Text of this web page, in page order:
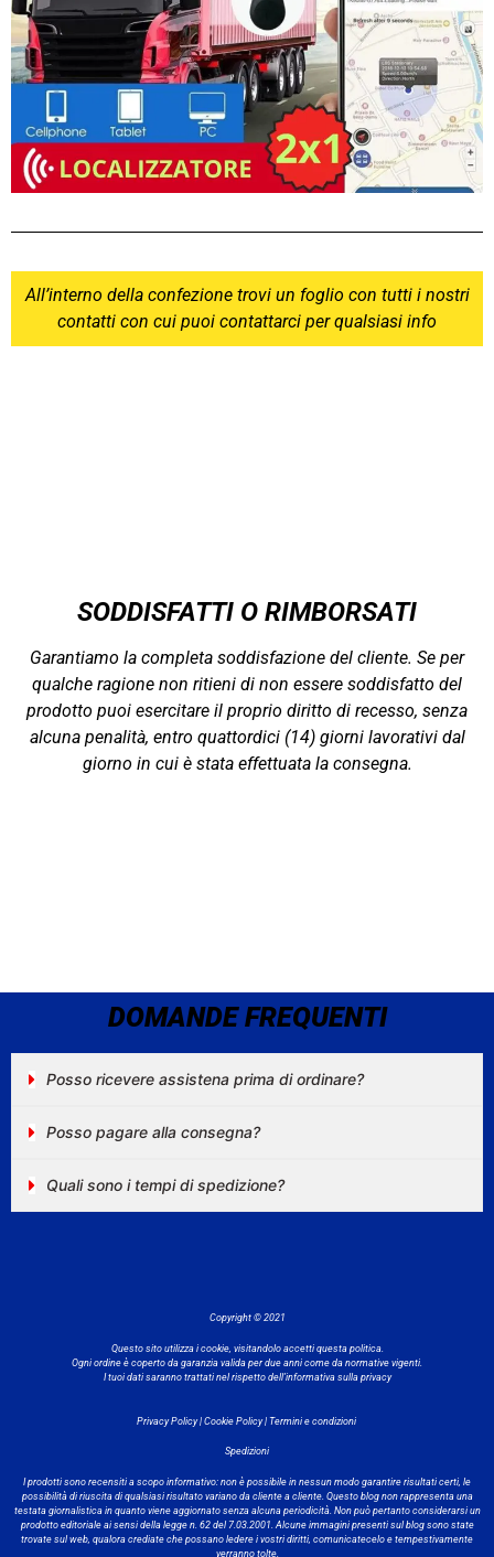
All’interno della confezione trovi un foglio con tutti i nostri
contatti con cui puoi contattarci per qualsiasi info
SODDISFATTI O RIMBORSATI
Garantiamo la completa soddisfazione del cliente. Se per
qualche ragione non ritieni di non essere soddisfatto del
prodotto puoi esercitare il proprio diritto di recesso, senza
alcuna penalità, entro quattordici (14) giorni lavorativi dal
giorno in cui è stata effettuata la consegna.
DOMANDE FREQUENTI
Posso ricevere assistena prima di ordinare?
Posso pagare alla consegna?
Quali sono i tempi di spedizione?
Copyright © 2021
Questo sito utilizza i cookie, visitandolo accetti questa politica.
Ogni ordine è coperto da garanzia valida per due anni come da normative vigenti.
I tuoi dati saranno trattati nel rispetto dell’informativa sulla privacy
Privacy Policy| Cookie Policy | Termini e condizioni
Spedizioni
I prodotti sono recensiti a scopo informativo: non è possibile in nessun modo garantire risultati certi, le
possibilità di riuscita di qualsiasi risultato variano da cliente a cliente. Questo blog non rappresenta una
testata giornalistica in quanto viene aggiornato senza alcuna periodicità. Non può pertanto considerarsi un
prodotto editoriale ai sensi della legge n. 62 del 7.03.2001. Alcune immagini presenti sul blog sono state
trovate sul web, qualora crediate che possano ledere i vostri diritti, comunicatecelo e tempestivamente
verranno tolte.